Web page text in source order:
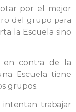
por el mejor
del grupo para
la Escuela sino
en contra de la
Escuela tiene
grupos.
intentan trabajar